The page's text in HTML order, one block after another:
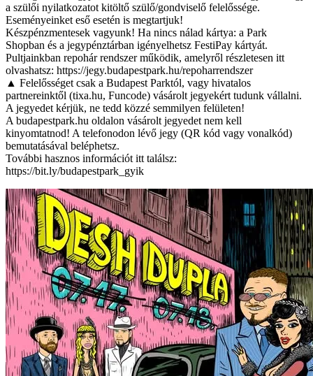
a szülői nyilatkozatot kitöltő szülő/gondviselő felelőssége.
Eseményeinket eső esetén is megtartjuk!
Készpénzmentesek vagyunk! Ha nincs nálad kártya: a Park
Shopban és a jegypénztárban igényelhetsz FestiPay kártyát.
Pultjainkban repohár rendszer működik, amelyről részletesen itt
olvashatsz: https://jegy.budapestpark.hu/repoharrendszer
▲ Felelősséget csak a Budapest Parktól, vagy hivatalos
partnereinktől (tixa.hu, Funcode) vásárolt jegyekért tudunk vállalni.
A jegyedet kérjük, ne tedd közzé semmilyen felületen!
A budapestpark.hu oldalon vásárolt jegyedet nem kell
kinyomtatnod! A telefonodon lévő jegy (QR kód vagy vonalkód)
bemutatásával beléphetsz.
További hasznos információt itt találsz:
https://bit.ly/budapestpark_gyik